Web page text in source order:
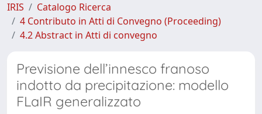
IRIS
Catalogo Ricerca
4 Contributo in Atti di Convegno (Proceeding)
4.2 Abstract in Atti di convegno
Previsione dell’innesco franoso
indotto da precipitazione: modello
FLaIR generalizzato